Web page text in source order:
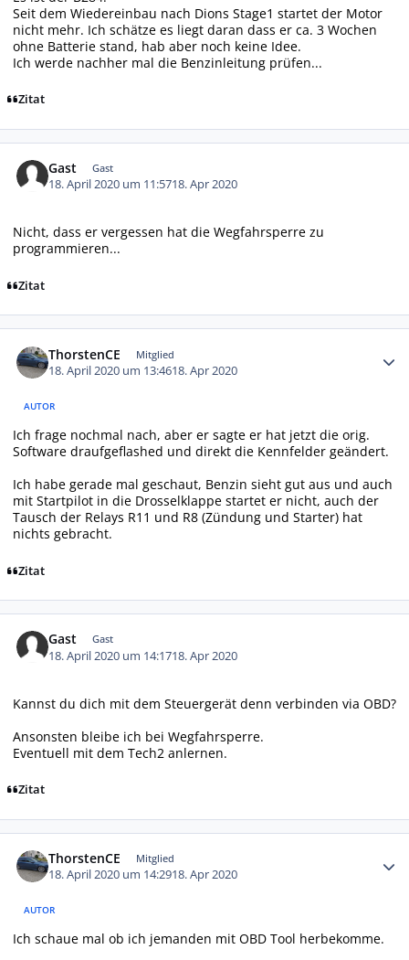
Seit dem Wiedereinbau nach Dions Stage1 startet der Motor
nicht mehr. Ich schätze es liegt daran dass er ca. 3 Wochen
ohne Batterie stand, hab aber noch keine Idee.
Ich werde nachher mal die Benzinleitung prüfen...
Zitat
Gast Gast
18. April 2020 um 11:5718. Apr 2020
Nicht, dass er vergessen hat die Wegfahrsperre zu
programmieren...
Zitat
ThorstenCE Mitglied
18. April 2020 um 13:4618. Apr 2020
AUTOR
Ich frage nochmal nach, aber er sagte er hat jetzt die orig.
Software draufgeflashed und direkt die Kennfelder geändert.
Ich habe gerade mal geschaut, Benzin sieht gut aus und auch
mit Startpilot in die Drosselklappe startet er nicht, auch der
Tausch der Relays R11 und R8 (Zündung und Starter) hat
nichts gebracht.
Zitat
Gast Gast
18. April 2020 um 14:1718. Apr 2020
Kannst du dich mit dem Steuergerät denn verbinden via OBD?
Ansonsten bleibe ich bei Wegfahrsperre.
Eventuell mit dem Tech2 anlernen.
Zitat
ThorstenCE Mitglied
18. April 2020 um 14:2918. Apr 2020
AUTOR
Ich schaue mal ob ich jemanden mit OBD Tool herbekomme.